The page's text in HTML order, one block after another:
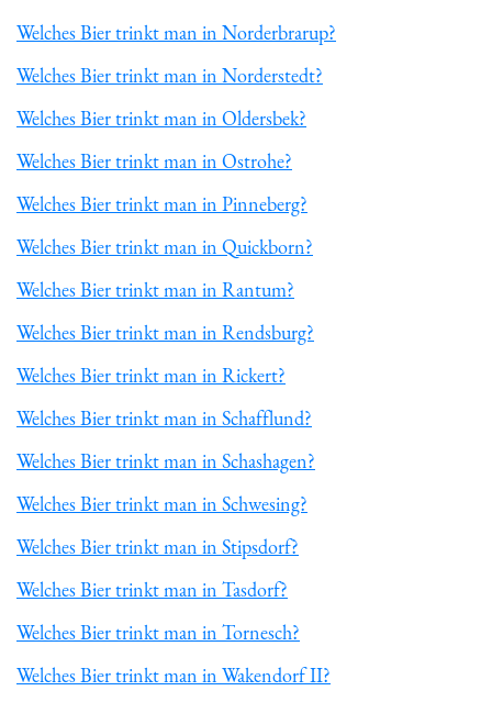
Welches Bier trinkt man in Norderbrarup?
Welches Bier trinkt man in Norderstedt?
Welches Bier trinkt man in Oldersbek?
Welches Bier trinkt man in Ostrohe?
Welches Bier trinkt man in Pinneberg?
Welches Bier trinkt man in Quickborn?
Welches Bier trinkt man in Rantum?
Welches Bier trinkt man in Rendsburg?
Welches Bier trinkt man in Rickert?
Welches Bier trinkt man in Schafflund?
Welches Bier trinkt man in Schashagen?
Welches Bier trinkt man in Schwesing?
Welches Bier trinkt man in Stipsdorf?
Welches Bier trinkt man in Tasdorf?
Welches Bier trinkt man in Tornesch?
Welches Bier trinkt man in Wakendorf II?